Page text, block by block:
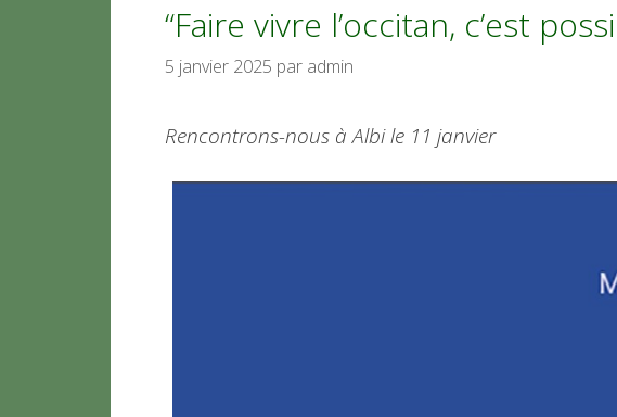
“Faire vivre l’occitan, c’est
5 janvier 2025 par admin
Rencontrons-nous à Albi le 11 janvier